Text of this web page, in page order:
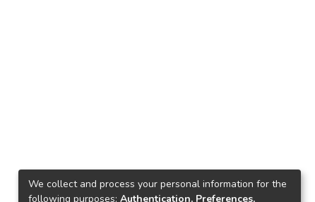
We collect and process your personal information for the
following purposes: Authentication, Preferences,